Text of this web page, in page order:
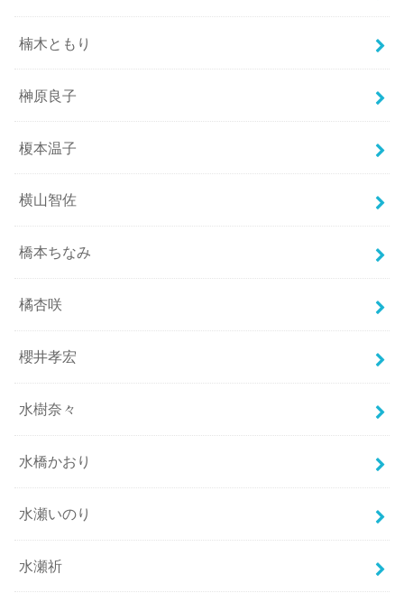
楠木ともり
榊原良子
榎本温子
横山智佐
橋本ちなみ
橘杏咲
櫻井孝宏
水樹奈々
水橋かおり
水瀬いのり
水瀬祈